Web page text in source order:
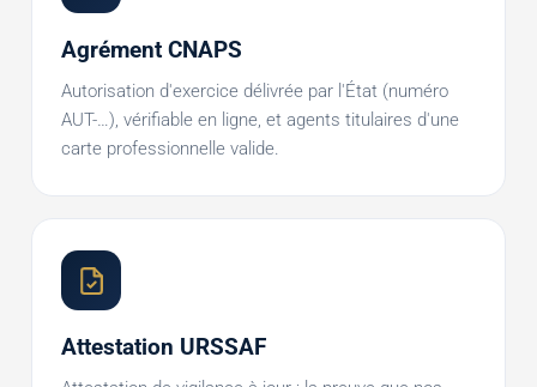
Agrément CNAPS
Autorisation d'exercice délivrée par l'État (numéro
AUT-…), vérifiable en ligne, et agents titulaires d'une
carte professionnelle valide.
Attestation URSSAF